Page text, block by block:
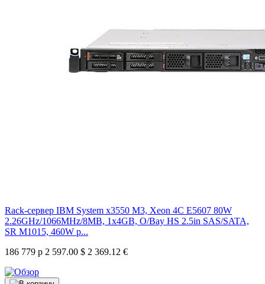
Rack-сервер IBM System x3550 M3, Xeon 4C E5607 80W
2.26GHz/1066MHz/8MB, 1x4GB, O/Bay HS 2.5in SAS/SATA,
SR M1015, 460W p...
186 779 р 2 597.00 $ 2 369.12 €